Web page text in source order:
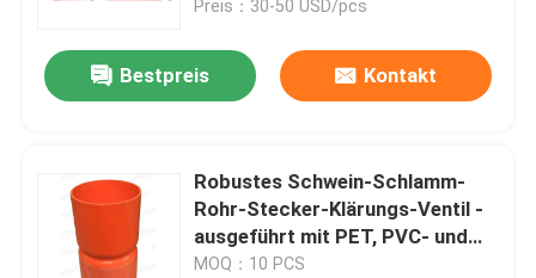
Steuerung
Preis：30-50 USD/pcs
Bestpreis Kontakt
Robustes Schwein-Schlamm-
Rohr-Stecker-Klärungs-Ventil -
ausgeführt mit PET, PVC- und
ABS-Materialien für langlebige
MOQ：10 PCS